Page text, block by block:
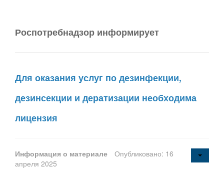
Роспотребнадзор информирует
Для оказания услуг по дезинфекции,
дезинсекции и дератизации необходима
лицензия
Информация о материале
Опубликовано: 16
апреля 2025